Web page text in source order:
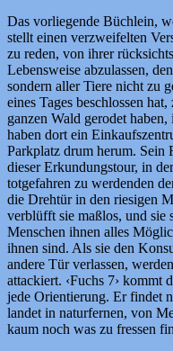
Das vorliegende Büchlein,
stellt einen verzweifelten
zu reden, von ihrer
Lebensweise abzulassen,
sondern aller Tiere nicht zu
eines Tages beschlossen
ganzen Wald gerodet
haben dort ein
Parkplatz drum herum. Sein
dieser Erkundungstour, in
totgefahren zu werdenden
die Drehtür in den riesigen
verblüfft sie maßlos, und sie
Menschen ihnen alles
ihnen sind. Als sie den
andere Tür verlassen,
attackiert. ‹Fuchs 7› kommt
jede Orientierung. Er findet
landet in naturfernen, von
kaum noch was zu fressen